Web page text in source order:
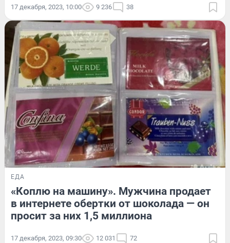
17 декабря, 2023, 10:00 9 236 38
ЕДА
«Коплю на машину». Мужчина продает
в интернете обертки от шоколада — он
просит за них 1,5 миллиона
17 декабря, 2023, 09:30 12 031 72